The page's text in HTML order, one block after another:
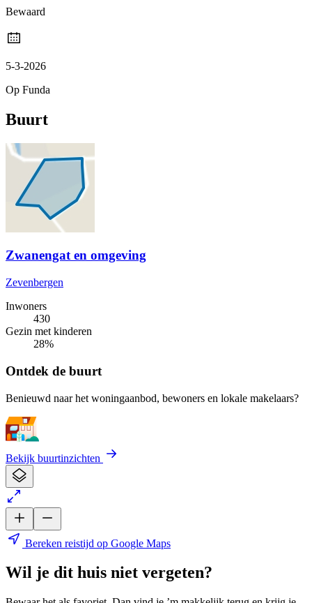
Bewaard
5-3-2026
Op Funda
Buurt
Zwanengat en omgeving
Zevenbergen
Inwoners
430
Gezin met kinderen
28%
Ontdek de buurt
Benieuwd naar het woningaanbod, bewoners en lokale makelaars?
Bekijk buurtinzichten
Bereken reistijd op Google Maps
Wil je dit huis niet vergeten?